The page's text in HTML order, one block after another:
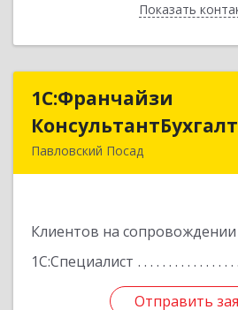
ПоказатьНазад
1С:Франчайзи
Павловский Посад
Клиентов на сопровождении
1С:Специалист
Отправить
Отправить